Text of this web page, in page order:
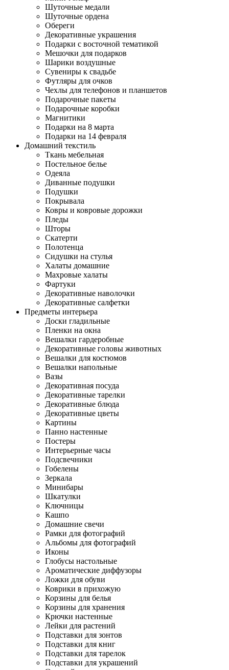
Шуточные медали
Шуточные ордена
Обереги
Декоративные украшения
Подарки с восточной тематикой
Мешочки для подарков
Шарики воздушные
Сувениры к свадьбе
Футляры для очков
Чехлы для телефонов и планшетов
Подарочные пакеты
Подарочные коробки
Магнитики
Подарки на 8 марта
Подарки на 14 февраля
Домашний текстиль
Ткань мебельная
Постельное белье
Одеяла
Диванные подушки
Подушки
Покрывала
Ковры и ковровые дорожки
Пледы
Шторы
Скатерти
Полотенца
Сидушки на стулья
Халаты домашние
Махровые халаты
Фартуки
Декоративные наволочки
Декоративные салфетки
Предметы интерьера
Доски гладильные
Пленки на окна
Вешалки гардеробные
Декоративные головы животных
Вешалки для костюмов
Вешалки напольные
Вазы
Декоративная посуда
Декоративные тарелки
Декоративные блюда
Декоративные цветы
Картины
Панно настенные
Постеры
Интерьерные часы
Подсвечники
Гобелены
Зеркала
Минибары
Шкатулки
Ключницы
Кашпо
Домашние свечи
Рамки для фотографий
Альбомы для фотографий
Иконы
Глобусы настольные
Ароматические диффузоры
Ложки для обуви
Коврики в прихожую
Корзины для белья
Корзины для хранения
Крючки настенные
Лейки для растений
Подставки для зонтов
Подставки для книг
Подставки для тарелок
Подставки для украшений